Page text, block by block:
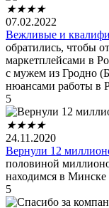
★★★★
07.02.2022
Вежливые и
обратились, чтобы
маркетплейсами в
с мужем из Гродно
нюансами работы в
5
★★★★
24.11.2020
Вернули 12
половиной
находимся в Минске
5